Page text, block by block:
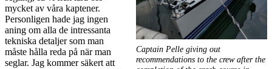
Captain Pelle giving out
recommendations to the crew after the
mycket av våra kaptener.
Personligen hade jag ingen
aning om alla de intressanta
tekniska detaljer som man
måste hålla reda på när man
seglar. Jag kommer säkert att